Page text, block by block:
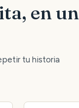
en
tu historia